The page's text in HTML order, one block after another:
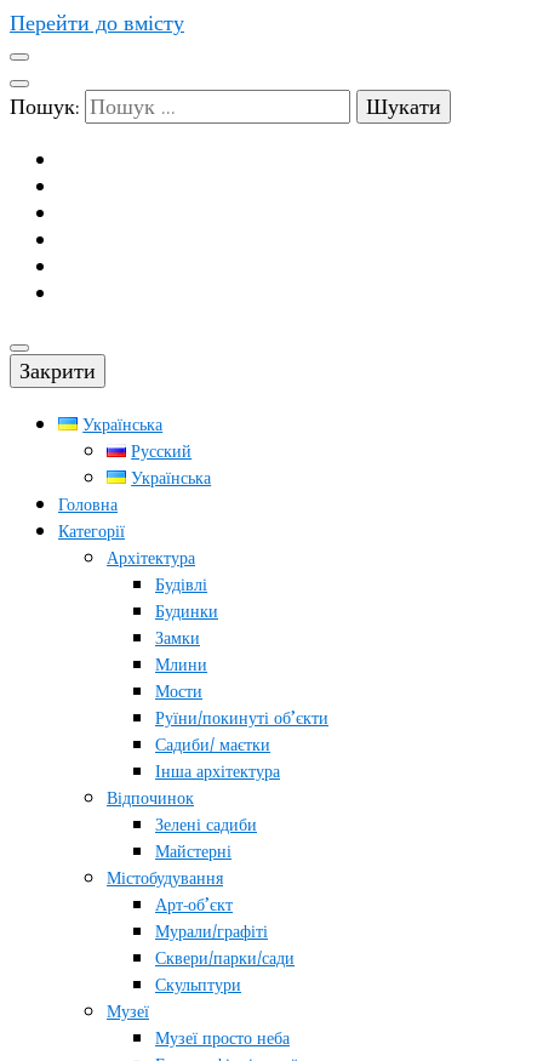
Перейти до вмісту
Пошук:
Закрити
Українська
Русский
Українська
Головна
Категорії
Архітектура
Будівлі
Будинки
Замки
Млини
Мости
Руїни/покинуті об’єкти
Садиби/ маєтки
Інша архітектура
Відпочинок
Зелені садиби
Майстерні
Містобудування
Арт-об’єкт
Мурали/графіті
Сквери/парки/сади
Скульптури
Музеї
Музеї просто неба